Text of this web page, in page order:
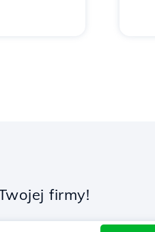
firmy!